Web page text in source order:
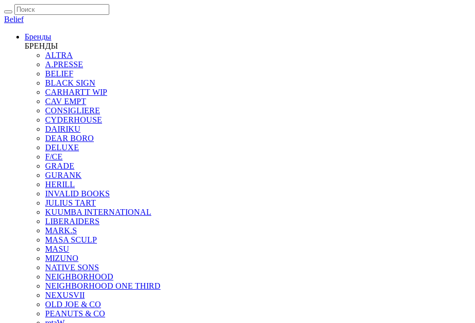
Belief
Бренды
БРЕНДЫ
ALTRA
A.PRESSE
BELIEF
BLACK SIGN
CARHARTT WIP
CAV EMPT
CONSIGLIERE
CYDERHOUSE
DAIRIKU
DEAR BORO
DELUXE
F/CE
GRADE
GURANK
HERILL
INVALID BOOKS
JULIUS TART
KUUMBA INTERNATIONAL
LIBERAIDERS
MARK.S
MASA SCULP
MASU
MIZUNO
NATIVE SONS
NEIGHBORHOOD
NEIGHBORHOOD ONE THIRD
NEXUSVII
OLD JOE & CO
PEANUTS & CO